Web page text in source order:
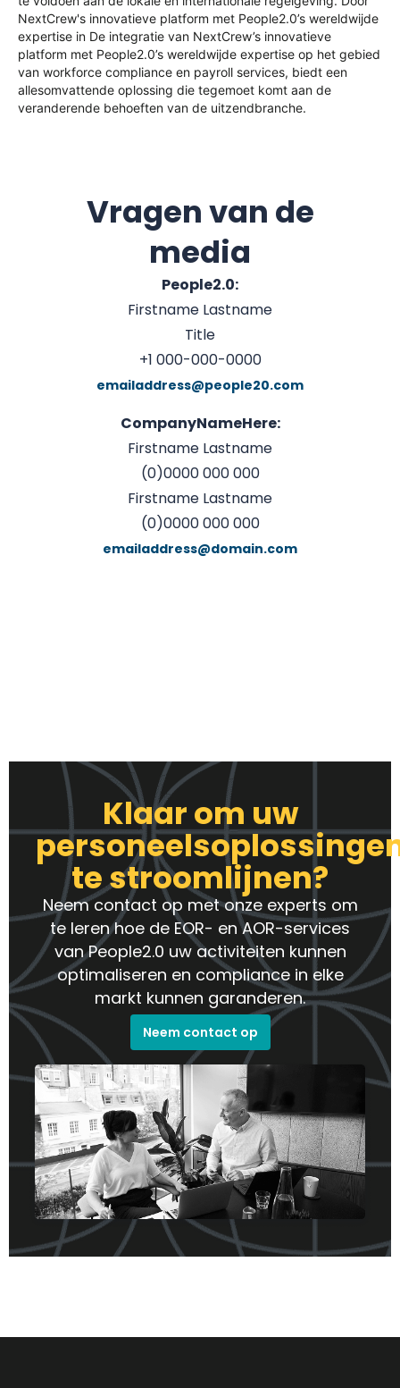
NextCrew's innovatieve platform met People2.0’s wereldwijde
expertise in De integratie van NextCrew’s innovatieve
platform met People2.0’s wereldwijde expertise op het gebied
van workforce compliance en payroll services, biedt een
allesomvattende oplossing die tegemoet komt aan de
veranderende behoeften van de uitzendbranche.
Vragen van de
media
People2.0:
Firstname Lastname
Title
+1 000-000-0000
emailaddress@people20.com
CompanyNameHere:
Firstname Lastname
(0)0000 000 000
Firstname Lastname
(0)0000 000 000
emailaddress@domain.com
Klaar om uw
te stroomlijnen?
Neem contact op met onze experts om
te leren hoe de EOR- en AOR-services
van People2.0 uw activiteiten kunnen
optimaliseren en compliance in elke
markt kunnen garanderen.
Neem contact op